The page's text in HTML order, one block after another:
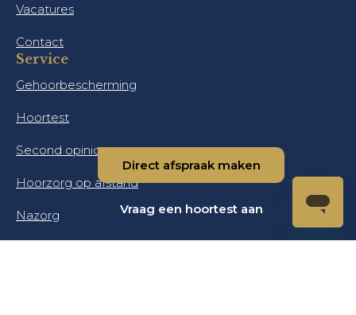
Direct afspraak maken
Vraag een hoortest aan
Vacatures
Contact
Service
Gehoorbescherming
Hoortest
Second opinion
Hoorzorg op afstand
Nazorg